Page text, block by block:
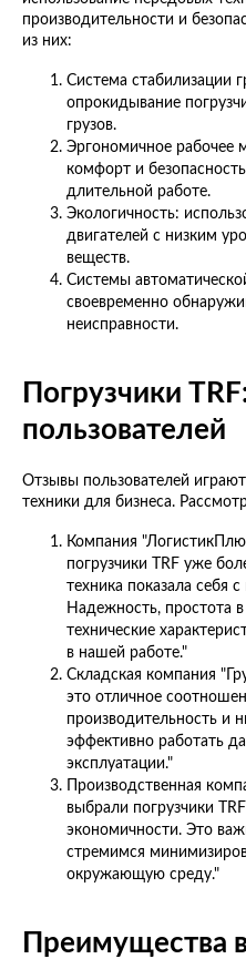
производительности и
из них:
Система стабилизации
опрокидывание
грузов.
Эргономичное рабочее
комфорт и
длительной работе.
Экологичность:
двигателей с низким
веществ.
Системы
своевременно
неисправности.
Погрузчики
пользователей
Отзывы пользователей
техники для бизнеса.
Компания
погрузчики TRF уже
техника показала себя
Надежность, простота
технические
в нашей работе."
Складская компания
это отличное
производительность и
эффективно работать
эксплуатации."
Производственная
выбрали погрузчики
экономичности. Это
стремимся
окружающую среду."
Преимущества